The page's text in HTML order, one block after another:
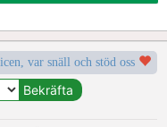
var snäll och stöd oss